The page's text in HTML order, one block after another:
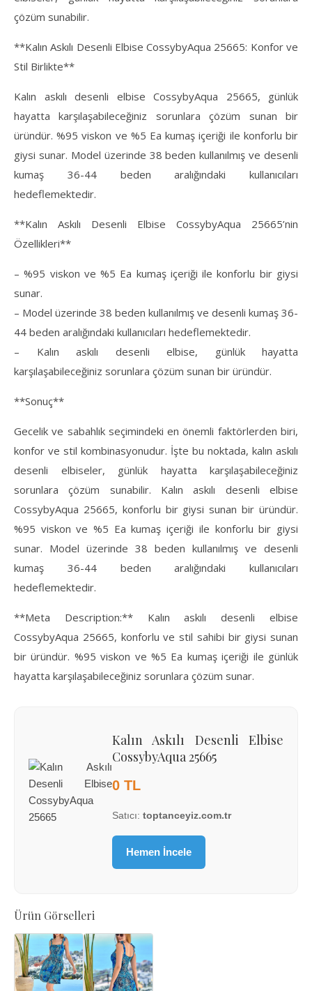
çözüm sunabilir.
**Kalın Askılı Desenli Elbise CossybyAqua 25665: Konfor ve
Stil Birlikte**
Kalın askılı desenli elbise CossybyAqua 25665, günlük
hayatta karşılaşabileceğiniz sorunlara çözüm sunan bir
üründür. %95 viskon ve %5 Ea kumaş içeriği ile konforlu bir
giysi sunar. Model üzerinde 38 beden kullanılmış ve desenli
kumaş 36-44 beden aralığındaki kullanıcıları
hedeflemektedir.
**Kalın Askılı Desenli Elbise CossybyAqua 25665’nin
Özellikleri**
– %95 viskon ve %5 Ea kumaş içeriği ile konforlu bir giysi
sunar.
– Model üzerinde 38 beden kullanılmış ve desenli kumaş 36-
44 beden aralığındaki kullanıcıları hedeflemektedir.
– Kalın askılı desenli elbise, günlük hayatta
karşılaşabileceğiniz sorunlara çözüm sunan bir üründür.
**Sonuç**
Gecelik ve sabahlık seçimindeki en önemli faktörlerden biri,
konfor ve stil kombinasyonudur. İşte bu noktada, kalın askılı
desenli elbiseler, günlük hayatta karşılaşabileceğiniz
sorunlara çözüm sunabilir. Kalın askılı desenli elbise
CossybyAqua 25665, konforlu bir giysi sunan bir üründür.
%95 viskon ve %5 Ea kumaş içeriği ile konforlu bir giysi
sunar. Model üzerinde 38 beden kullanılmış ve desenli
kumaş 36-44 beden aralığındaki kullanıcıları
hedeflemektedir.
**Meta Description:** Kalın askılı desenli elbise
CossybyAqua 25665, konforlu ve stil sahibi bir giysi sunan
bir üründür. %95 viskon ve %5 Ea kumaş içeriği ile günlük
hayatta karşılaşabileceğiniz sorunlara çözüm sunar.
Kalın Askılı Desenli Elbise
CossybyAqua 25665
0 TL
Satıcı: toptanceyiz.com.tr
Hemen İncele
Ürün Görselleri